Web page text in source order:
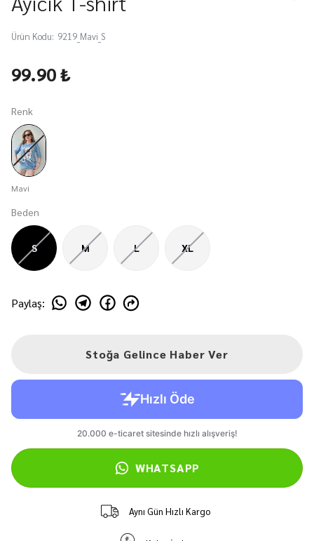
Ürün Kodu: 9219_Mavi_S
99.90 ₺
Renk
Mavi
Beden
S M L XL
Paylaş:
Stoğa Gelince Haber Ver
WHATSAPP
Aynı Gün Hızlı Kargo